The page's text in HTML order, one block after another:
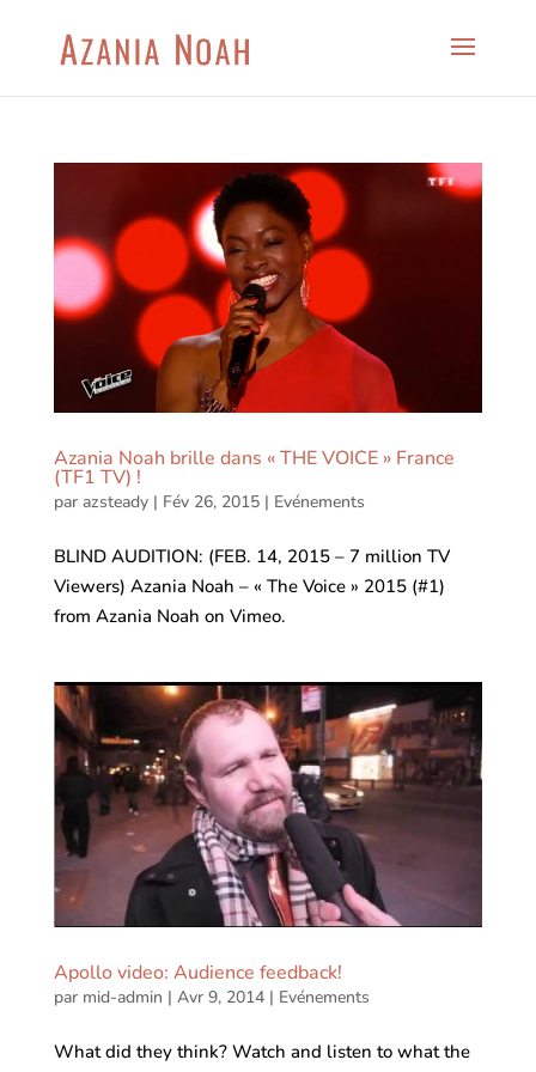
Azania Noah brille dans « THE VOICE » France
(TF1 TV) !
par azsteady| Fév 26, 2015| Evénements
BLIND AUDITION: (FEB. 14, 2015 – 7 million TV
Viewers) Azania Noah – « The Voice » 2015 (#1)
from Azania Noah on Vimeo.
Apollo video: Audience feedback!
par mid-admin | Avr 9, 2014| Evénements
What did they think? Watch and listen to what the